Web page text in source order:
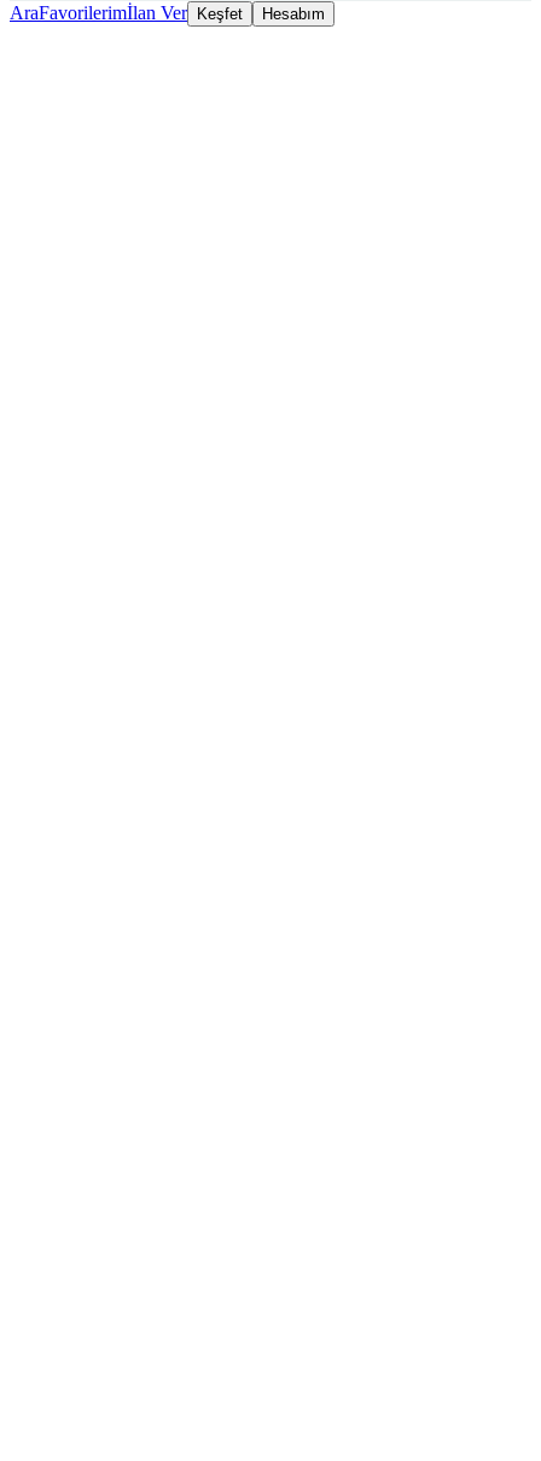
AraFavorilerimİlan Ver Keşfet Hesabım